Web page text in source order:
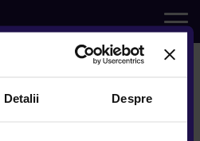
Detalii Despre
rulate
Benz VLE
autonomie de
la 8 locuri si